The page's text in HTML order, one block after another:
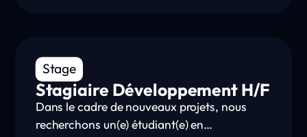
charte graphique, logo, ergonomie.
Stage
Stagiaire Développement H/F
Dans le cadre de nouveaux projets, nous
recherchons un(e) étudiant(e) en